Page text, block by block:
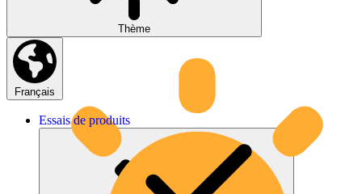
Thème
Français
Essais de produits